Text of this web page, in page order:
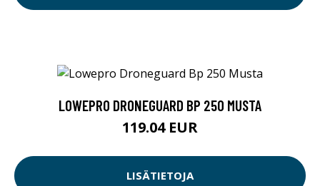
LOWEPRO DRONEGUARD BP 250 MUSTA
119.04 EUR
LISÄTIETOJA